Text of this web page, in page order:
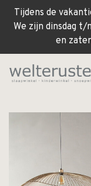
Tijdens de
We zijn dinsdag
en